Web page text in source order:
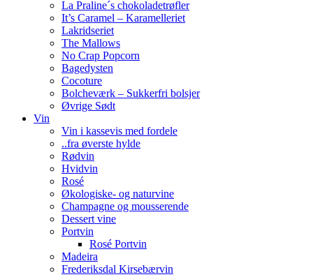
La Praline´s chokoladetrøfler
It’s Caramel – Karamelleriet
Lakridseriet
The Mallows
No Crap Popcorn
Bagedysten
Cocoture
Bolcheværk – Sukkerfri bolsjer
Øvrige Sødt
Vin
Vin i kassevis med fordele
..fra øverste hylde
Rødvin
Hvidvin
Rosé
Økologiske- og naturvine
Champagne og mousserende
Dessert vine
Portvin
Rosé Portvin
Madeira
Frederiksdal Kirsebærvin